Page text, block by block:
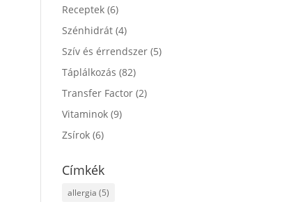
Receptek (6)
Szénhidrát (4)
Szív és érrendszer (5)
Táplálkozás (82)
Transfer Factor (2)
Vitaminok (9)
Zsírok (6)
Címkék
allergia (5)